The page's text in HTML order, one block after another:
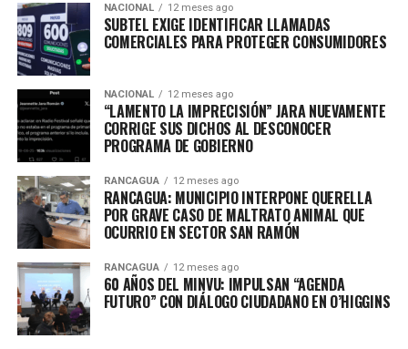
NACIONAL 12 meses ago
SUBTEL EXIGE IDENTIFICAR LLAMADAS
COMERCIALES PARA PROTEGER CONSUMIDORES
NACIONAL 12 meses ago
“LAMENTO LA IMPRECISIÓN” JARA NUEVAMENTE
CORRIGE SUS DICHOS AL DESCONOCER
PROGRAMA DE GOBIERNO
RANCAGUA 12 meses ago
RANCAGUA: MUNICIPIO INTERPONE QUERELLA
POR GRAVE CASO DE MALTRATO ANIMAL QUE
OCURRIO EN SECTOR SAN RAMÓN
RANCAGUA 12 meses ago
60 AÑOS DEL MINVU: IMPULSAN “AGENDA
FUTURO” CON DIÁLOGO CIUDADANO EN O’HIGGINS